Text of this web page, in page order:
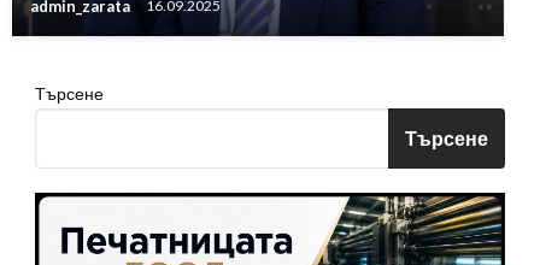
admin_zarata 16.09.2025
Търсене
Търсене